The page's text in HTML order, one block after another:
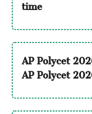
AP Polycet
AP Polycet